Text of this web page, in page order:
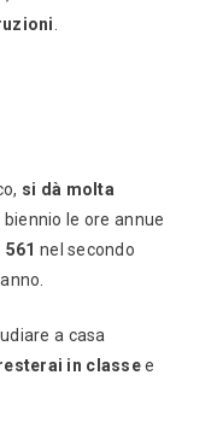
si dà molta
biennio le ore annue
561 nel secondo
a casa
in classee